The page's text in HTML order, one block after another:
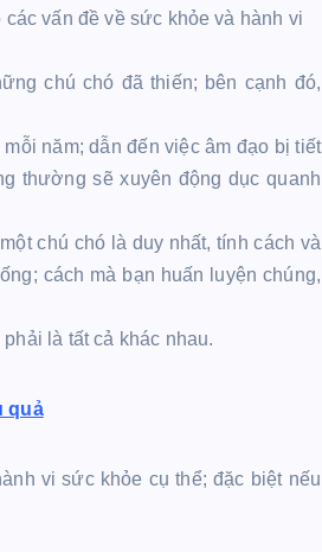
vấn đề về sức khỏe và hành vi
chú chó đã thiến; bên cạnh đó,
năm; dẫn đến việc âm đạo bị tiết
thường sẽ xuyên động dục quanh
chú chó là duy nhất, tính cách và
cách mà bạn huấn luyện chúng,
là tất cả khác nhau.
quả
vi sức khỏe cụ thể; đặc biệt nếu